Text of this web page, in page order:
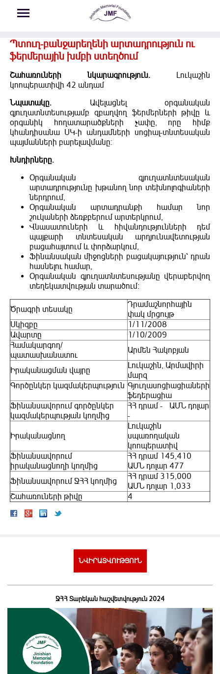
Պտուղ-բանջարեղենի արտադրություն ու
ֆերմերային խմբի ստեղծում
Շահառուների նկարագրություն.Լուկաշին
կոոպերատիվի 42 անդամ
Նպատակը. Ավելացնել օրգանական
գյուղատնտեսությամբ զբաղվող ֆերմերների թիվը և
օրգանիկ հողատարածքների չափը, որը հիմք
կհանդիսանա ՍԿ-ի անդամների սոցիալ-տնտեսական
պայմանների բարելավմանը:
Խնդիրները.
Օրգանական գյուղատնտեսական
արտադրությունը խթանող նոր տեխնոլոգիաների
ներդրում,
Օրգանական արտադրանքի համար նոր
շուկաների ձեռքբերում արտերկրում,
Վնասատուների և հիվանդությունների դեմ
պայքարի տնտեսական արդյունավետության
բացահայտում և փորձարկում,
Ֆինանսական միջոցների բացակայություն՝ դրան
հասնելու համար,
Օրգանական գյուղատնտեսությանը վերաբերվող
տեղեկատվության տարածում:
Ծրագրի տեսակը
Դրամաշնորհային
փակ մրցույթ
Սկիզբը
1/11/2008
Ավարտը
1/10/2009
Համակարգող/
պատասխանատու
Արմեն Հակոբյան
Իրականացման վայրը
Լուկաշին, Արմավիրի
մարզ
Գործընկեր կազմակերպություն Գյուղասոցիացիաների
ֆեդերացիա
Ֆինանսավորում գործընկեր
կազմակերպության կողմից
ՀՀ դրամ - ԱՄՆ դոլար
-
Իրականացնող
Լուկաշին
սպառողական
կոոպերատիվ
Ֆինանսավորում
իրականացնողի կողմից
ՀՀ դրամ 145,410
ԱՄՆ դոլար 477
Ֆինանսավորում ՋՀՀ կողմից
ՀՀ դրամ 315,000
ԱՄՆ դոլար 1,033
Շահառուների թիվը
4
ՆՎԻՐԱՏՎՈՒԹՅՈՒՆ
ՋՀՀ Տարեկան հաշվետվություն 2024